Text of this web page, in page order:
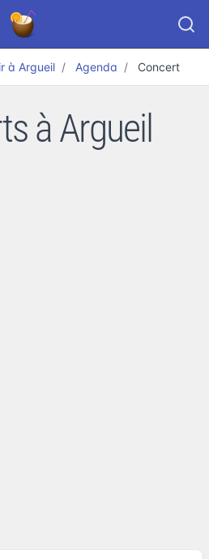
à Argueil Agenda Concert
à Argueil